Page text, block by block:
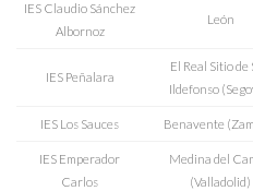
IES Claudio Sánchez
Albornoz
León
IES Peñalara
El Real Sitio de
Ildefonso
IES Los Sauces Benavente
IES Emperador
Carlos
Medina del
(Valladolid)